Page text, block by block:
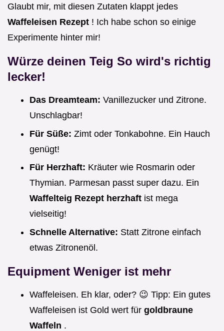
Glaubt mir, mit diesen Zutaten klappt jedes
Waffeleisen Rezept ! Ich habe schon so einige
Experimente hinter mir!
Würze deinen Teig So wird's richtig
lecker!
Das Dreamteam: Vanillezucker und Zitrone.
Unschlagbar!
Für Süße: Zimt oder Tonkabohne. Ein Hauch
genügt!
Für Herzhaft: Kräuter wie Rosmarin oder
Thymian. Parmesan passt super dazu. Ein
Waffelteig Rezept herzhaft ist mega
vielseitig!
Schnelle Alternative: Statt Zitrone einfach
etwas Zitronenöl.
Equipment Weniger ist mehr
Waffeleisen. Eh klar, oder? 😉 Tipp: Ein gutes
Waffeleisen ist Gold wert für goldbraune
Waffeln .